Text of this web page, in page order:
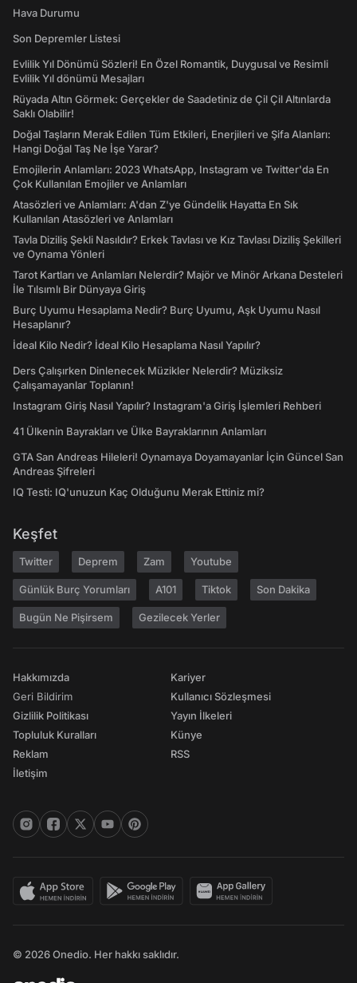
Hava Durumu
Son Depremler Listesi
Evlilik Yıl Dönümü Sözleri! En Özel Romantik, Duygusal ve Resimli
Evlilik Yıl dönümü Mesajları
Rüyada Altın Görmek: Gerçekler de Saadetiniz de Çil Çil Altınlarda
Saklı Olabilir!
Doğal Taşların Merak Edilen Tüm Etkileri, Enerjileri ve Şifa Alanları:
Hangi Doğal Taş Ne İşe Yarar?
Emojilerin Anlamları: 2023 WhatsApp, Instagram ve Twitter'da En
Çok Kullanılan Emojiler ve Anlamları
Atasözleri ve Anlamları: A'dan Z'ye Gündelik Hayatta En Sık
Kullanılan Atasözleri ve Anlamları
Tavla Diziliş Şekli Nasıldır? Erkek Tavlası ve Kız Tavlası Diziliş Şekilleri
ve Oynama Yönleri
Tarot Kartları ve Anlamları Nelerdir? Majör ve Minör Arkana Desteleri
İle Tılsımlı Bir Dünyaya Giriş
Burç Uyumu Hesaplama Nedir? Burç Uyumu, Aşk Uyumu Nasıl
Hesaplanır?
İdeal Kilo Nedir? İdeal Kilo Hesaplama Nasıl Yapılır?
Ders Çalışırken Dinlenecek Müzikler Nelerdir? Müziksiz
Çalışamayanlar Toplanın!
Instagram Giriş Nasıl Yapılır? Instagram'a Giriş İşlemleri Rehberi
41 Ülkenin Bayrakları ve Ülke Bayraklarının Anlamları
GTA San Andreas Hileleri! Oynamaya Doyamayanlar İçin Güncel San
Andreas Şifreleri
IQ Testi: IQ'unuzun Kaç Olduğunu Merak Ettiniz mi?
Keşfet
Twitter Deprem Zam Youtube
Günlük Burç Yorumları A101 Tiktok Son Dakika
Bugün Ne Pişirsem Gezilecek Yerler
Hakkımızda
Geri Bildirim
Gizlilik Politikası
Topluluk Kuralları
Reklam
İletişim
Kariyer
Kullanıcı Sözleşmesi
Yayın İlkeleri
Künye
RSS
© 2026 Onedio. Her hakkı saklıdır.